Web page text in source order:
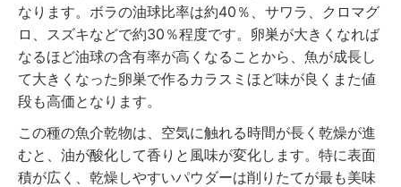
なります。ボラの油球比率は約40％、サワラ、クロマグ
ロ、スズキなどで約30％程度です。卵巣が大きくなれば
なるほど油球の含有率が高くなることから、魚が成長し
て大きくなった卵巣で作るカラスミほど味が良くまた値
段も高価となります。
この種の魚介乾物は、空気に触れる時間が長く乾燥が進
むと、油が酸化して香りと風味が変化します。特に表面
積が広く、乾燥しやすいパウダーは削りたてが最も美味